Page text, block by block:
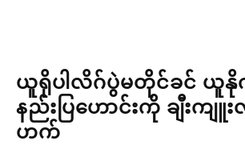
ယူရိုပါလိဂ်ပွဲမတိုင်ခင်
နည်းပြဟောင်းကို ချီးက
ဟက်